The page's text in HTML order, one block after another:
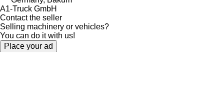
A1-Truck GmbH
Contact the seller
Selling machinery or vehicles?
You can do it with us!
Place your ad